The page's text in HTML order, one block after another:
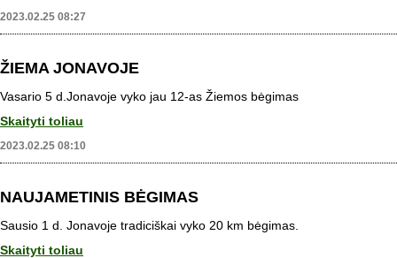
2023.02.25 08:27
ŽIEMA JONAVOJE
Vasario 5 d.Jonavoje vyko jau 12-as Žiemos bėgimas
Skaityti toliau
2023.02.25 08:10
NAUJAMETINIS BĖGIMAS
Sausio 1 d. Jonavoje tradiciškai vyko 20 km bėgimas.
Skaityti toliau